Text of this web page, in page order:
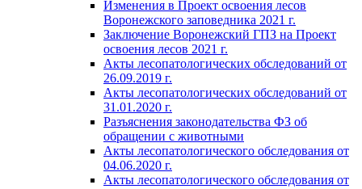
Изменения в Проект освоения лесов
Воронежского заповедника 2021 г.
Заключение Воронежский ГПЗ на Проект
освоения лесов 2021 г.
Акты лесопатологических обследований от
26.09.2019 г.
Акты лесопатологических обследований от
31.01.2020 г.
Разъяснения законодательства ФЗ об
обращении с животными
Акты лесопатологического обследования от
04.06.2020 г.
Акты лесопатологического обследования от